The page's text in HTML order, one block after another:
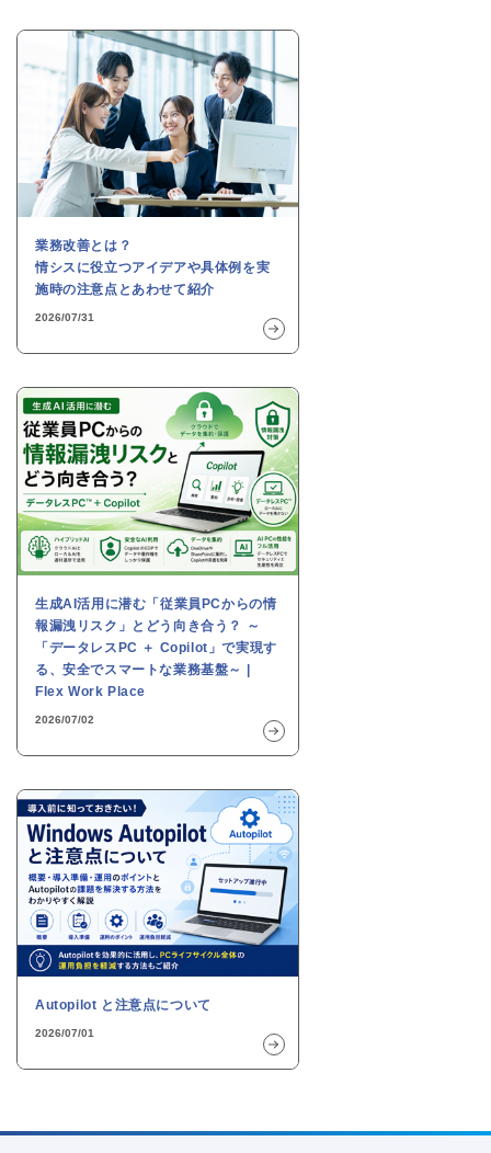
業務改善とは？
情シスに役立つアイデアや具体例を実
施時の注意点とあわせて紹介
2026/07/31
生成AI活用に潜む「従業員PCからの情
報漏洩リスク」とどう向き合う？ ～
「データレスPC ＋ Copilot」で実現す
る、安全でスマートな業務基盤～ |
Flex Work Place
2026/07/02
Autopilot と注意点について
2026/07/01